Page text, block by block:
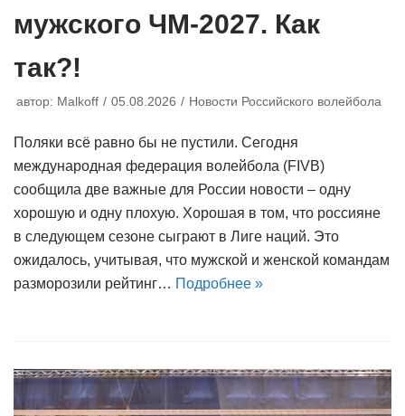
мужского ЧМ-2027. Как
так?!
автор: Malkoff 05.08.2026 Новости Российского волейбола
Поляки всё равно бы не пустили. Сегодня
международная федерация волейбола (FIVB)
сообщила две важные для России новости – одну
хорошую и одну плохую. Хорошая в том, что россияне
в следующем сезоне сыграют в Лиге наций. Это
ожидалось, учитывая, что мужской и женской командам
разморозили рейтинг… Подробнее »